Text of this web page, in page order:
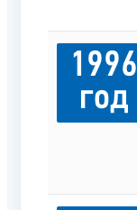
1996
год